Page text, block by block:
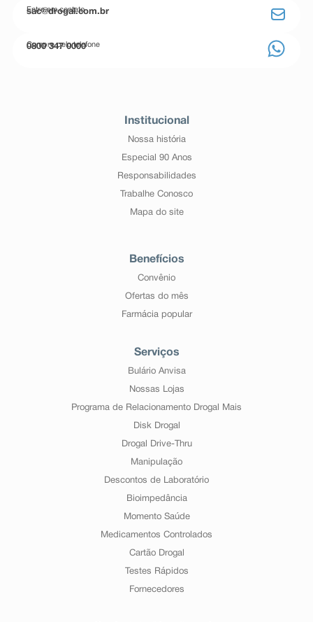
Entre em contato
sac@drogal.com.br
Compre pelo telefone
0800 347 0000
Institucional
Nossa história
Especial 90 Anos
Responsabilidades
Trabalhe Conosco
Mapa do site
Benefícios
Convênio
Ofertas do mês
Farmácia popular
Serviços
Bulário Anvisa
Nossas Lojas
Programa de Relacionamento Drogal Mais
Disk Drogal
Drogal Drive-Thru
Manipulação
Descontos de Laboratório
Bioimpedância
Momento Saúde
Medicamentos Controlados
Cartão Drogal
Testes Rápidos
Fornecedores